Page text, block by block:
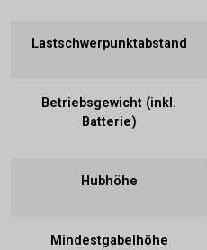
Lastschwerpunktabstand
Betriebsgewicht (inkl.
Batterie)
Hubhöhe
Mindestgabelhöhe